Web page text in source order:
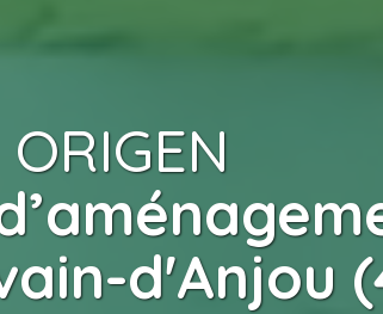
ORIGEN
d'Anjou